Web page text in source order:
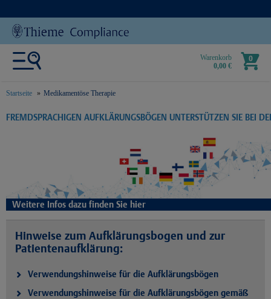
Warenkorb
0,00 €
0
Startseite Medikamentöse Therapie
text.skipToContent
text.skipToNavigation
FREMDSPRACHIGEN AUFKLÄRUNGSBÖGEN UNTERSTÜTZEN SIE BEI
Weitere Infos dazu finden Sie hier
Hinweise zum Aufklärungsbogen und zur
Patientenaufklärung:
Verwendungshinweise für die Aufklärungsbögen
Verwendungshinweise für die Aufklärungsbögen gemäß